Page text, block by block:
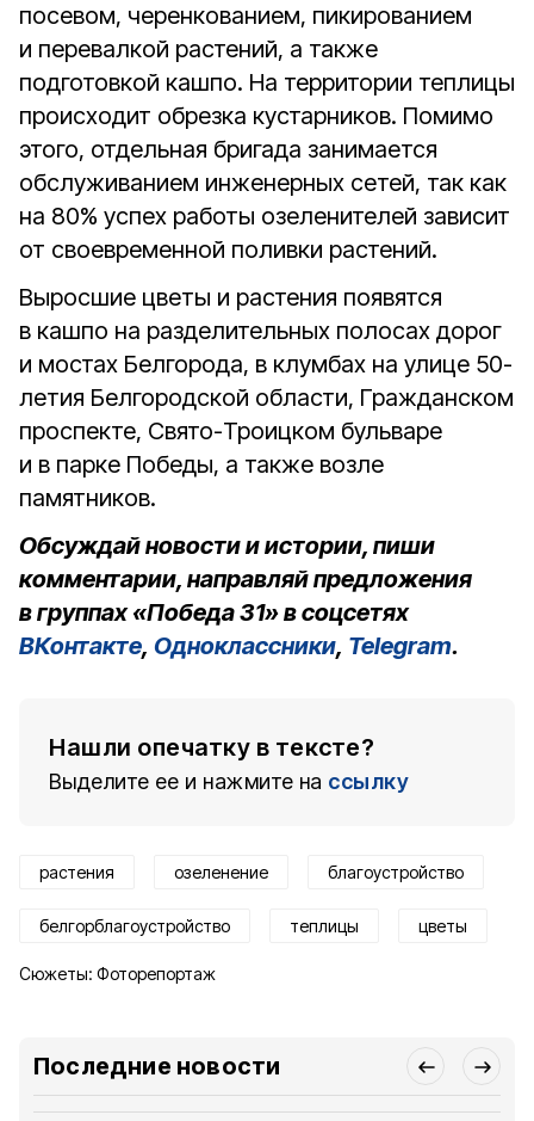
посевом, черенкованием, пикированием
и перевалкой растений, а также
подготовкой кашпо. На территории теплицы
происходит обрезка кустарников. Помимо
этого, отдельная бригада занимается
обслуживанием инженерных сетей, так как
на 80% успех работы озеленителей зависит
от своевременной поливки растений.
Выросшие цветы и растения появятся
в кашпо на разделительных полосах дорог
и мостах Белгорода, в клумбах на улице 50-
летия Белгородской области, Гражданском
проспекте, Свято-Троицком бульваре
и в парке Победы, а также возле
памятников.
Обсуждай новости и истории, пиши
комментарии, направляй предложения
в группах «Победа 31» в соцсетях
ВКонтакте, Одноклассники, Telegram.
Нашли опечатку в тексте?
Выделите ее и нажмите на ссылку
растения озеленение благоустройство
белгорблагоустройство теплицы цветы
Сюжеты: Фоторепортаж
Последние новости